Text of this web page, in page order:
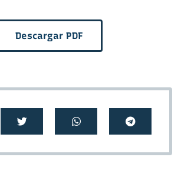
Descargar PDF